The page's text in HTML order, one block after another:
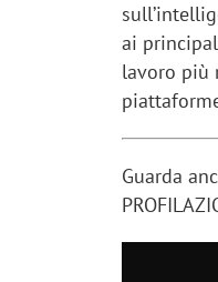
ai
lavoro più
Guarda